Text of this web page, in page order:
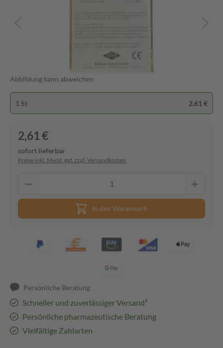
Abbildung kann abweichen
1 St 2,61 €
2,61 €
sofort lieferbar
Preise inkl. MwSt. ggf. zzgl. Versandkosten
In den Warenkorb
Persönliche Beratung
Schneller und zuverlässiger Versand³
Persönliche pharmazeutische Beratung
Vielfältige Zahlarten